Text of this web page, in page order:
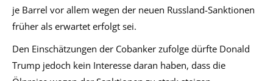
je Barrel vor allem wegen der neuen Russland-Sanktionen
früher als erwartet erfolgt sei.
Den Einschätzungen der Cobanker zufolge dürfte Donald
Trump jedoch kein Interesse daran haben, dass die